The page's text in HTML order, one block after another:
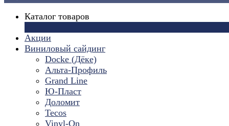
Каталог товаров
Акции
Виниловый сайдинг
Docke (Дёке)
Альта-Профиль
Grand Line
Ю-Пласт
Доломит
Tecos
Vinyl-On